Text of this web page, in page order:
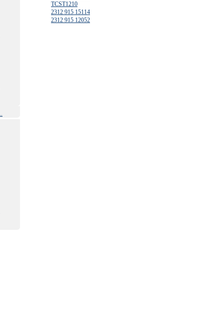
TCST1210
2312 915 15114
2312 915 12052